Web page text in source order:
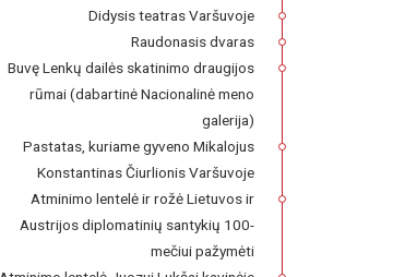
Didysis teatras Varšuvoje
Raudonasis dvaras
Buvę Lenkų dailės skatinimo draugijos
rūmai (dabartinė Nacionalinė meno
galerija)
Pastatas, kuriame gyveno Mikalojus
Konstantinas Čiurlionis Varšuvoje
Atminimo lentelė ir rožė Lietuvos ir
Austrijos diplomatinių santykių 100-
mečiui pažymėti